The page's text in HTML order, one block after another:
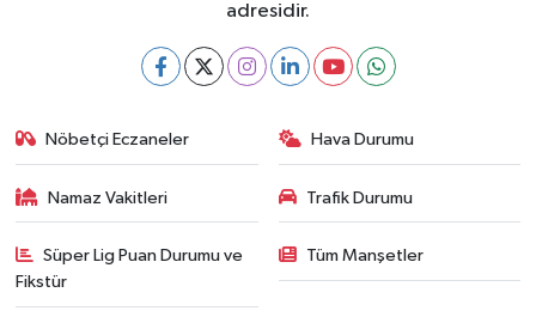
adresidir.
Nöbetçi Eczaneler Hava Durumu
Namaz Vakitleri Trafik Durumu
Süper Lig Puan Durumu ve
Fikstür
Tüm Manşetler